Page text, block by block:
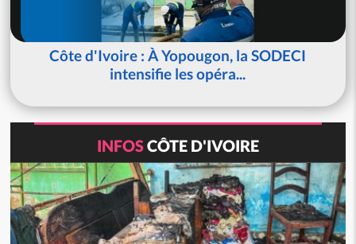
Côte d'Ivoire : À Yopougon, la SODECI
intensifie les opéra...
INFOSCÔTE D'IVOIRE